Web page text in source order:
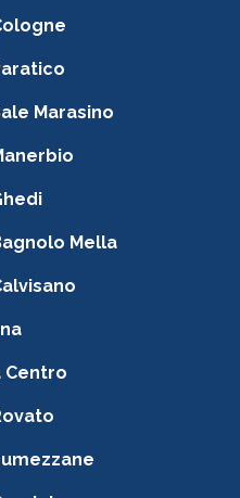
Marasino
Mella
Centro